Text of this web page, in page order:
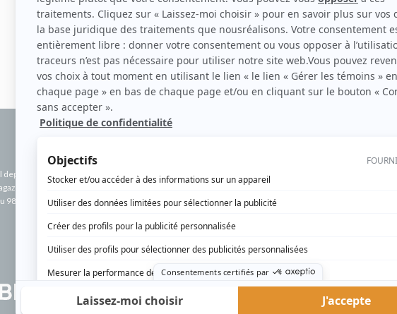
Premier trio (série dérivée - titre provisoire)Scénariste
2001, Richard Therrien carbure à son petit écran. Celui qu’on surnomme parfois «l’encyclopédie de
TV Hebdo de 1996 à 2001. Sa spécialité: la télé québécoise. On peut l’entendre régulièrement
98,5.